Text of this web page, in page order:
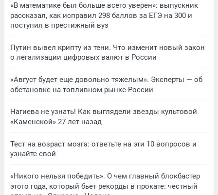
«В математике был больше всего уверен»: выпускник
рассказал, как исправил 298 баллов за ЕГЭ на 300 и
поступил в престижный вуз
Путин вывел крипту из тени. Что изменит новый закон
о легализации цифровых валют в России
«Август будет еще довольно тяжелым». Эксперты — об
обстановке на топливном рынке России
Нагиева не узнать! Как выглядели звезды культовой
«Каменской» 27 лет назад
Тест на возраст мозга: ответьте на эти 10 вопросов и
узнайте свой
«Никого нельзя победить». О чем главный блокбастер
этого года, который бьет рекорды в прокате: честный